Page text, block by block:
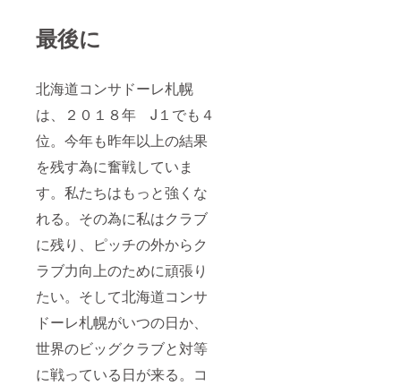
最後に
北海道コンサドーレ札幌
は、２０１８年 J１でも４
位。今年も昨年以上の結果
を残す為に奮戦していま
す。私たちはもっと強くな
れる。その為に私はクラブ
に残り、ピッチの外からク
ラブ力向上のために頑張り
たい。そして北海道コンサ
ドーレ札幌がいつの日か、
世界のビッグクラブと対等
に戦っている日が来る。コ